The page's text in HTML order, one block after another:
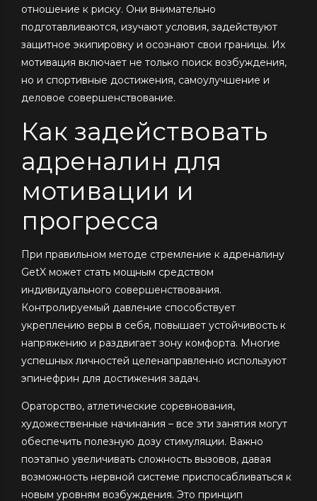
отношение к риску. Они внимательно
подготавливаются, изучают условия, задействуют
защитное экипировку и осознают свои границы. Их
мотивация включает не только поиск возбуждения,
но и спортивные достижения, самоулучшение и
деловое совершенствование.
Как задействовать
адреналин для
мотивации и
прогресса
При правильном методе стремление к адреналину
GetX может стать мощным средством
индивидуального совершенствования.
Контролируемый давление способствует
укреплению веры в себя, повышает устойчивость к
напряжению и раздвигает зону комфорта. Многие
успешных личностей целенаправленно используют
эпинефрин для достижения задач.
Ораторство, атлетические соревнования,
художественные начинания – все эти занятия могут
обеспечить полезную дозу стимуляции. Важно
поэтапно увеличивать сложность вызовов, давая
возможность нервной системе приспосабливаться к
новым уровням возбуждения. Это принцип